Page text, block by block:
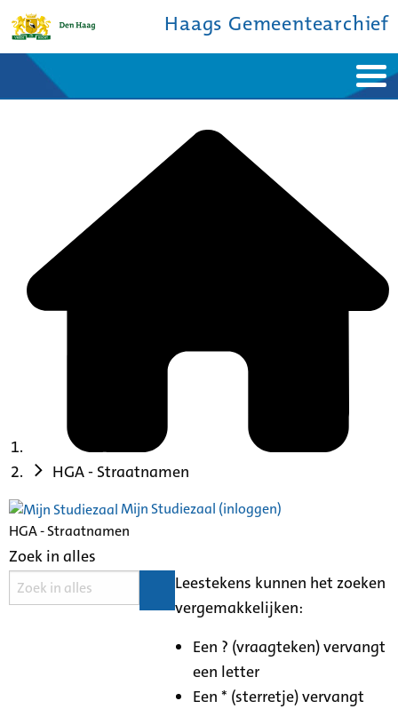
Haags Gemeentearchief
HGA - Straatnamen
Mijn Studiezaal (inloggen)
HGA - Straatnamen
Zoek in alles
Leestekens kunnen het zoeken
vergemakkelijken:
Een ? (vraagteken) vervangt
een letter
Een * (sterretje) vervangt